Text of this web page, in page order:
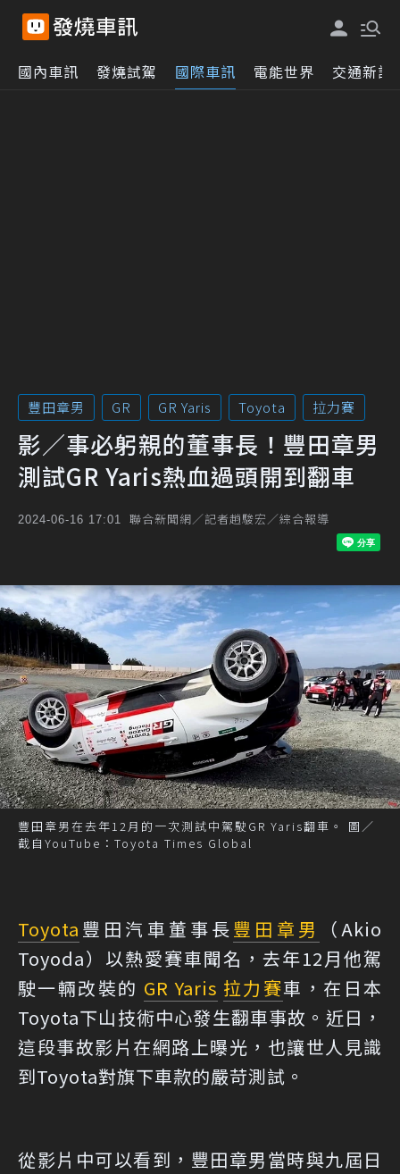
國內車訊 發燒試駕 國際車訊 電能世界 交通新訊
豐田章男 GR GR Yaris Toyota 拉力賽
影／事必躬親的董事長！豐田章男
測試GR Yaris熱血過頭開到翻車
2024-06-16 17:01 聯合新聞網／記者趙駿宏／綜合報導
豐田章男在去年12月的一次測試中駕駛GR Yaris翻車。 圖／
截自YouTube：Toyota Times Global
Toyota 豐田汽車董事長豐田章男
（Akio
Toyoda）以熱愛賽車聞名，去年12月他駕
駛一輛改裝的 GR Yaris 拉力賽車，在日本
Toyota下山技術中心發生翻車事故。近日，
這段事故影片在網路上曝光，也讓世人見識
到Toyota對旗下車款的嚴苛測試。
從影片中可以看到，豐田章男當時與九屆日